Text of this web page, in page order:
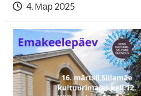
4. Мар 2025